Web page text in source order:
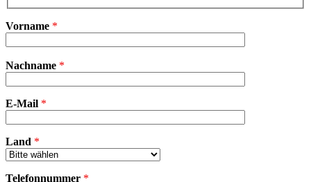
Vorname *
lasse
leer.
Nachname *
E-Mail *
Land *
Telefonnummer *